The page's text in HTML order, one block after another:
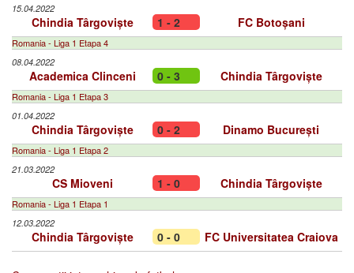
15.04.2022
Chindia Târgoviște 1 - 2 FC Botoșani
Romania - Liga 1 Etapa 4
08.04.2022
Academica Clinceni 0 - 3 Chindia Târgoviște
Romania - Liga 1 Etapa 3
01.04.2022
Chindia Târgoviște 0 - 2 Dinamo București
Romania - Liga 1 Etapa 2
21.03.2022
CS Mioveni 1 - 0 Chindia Târgoviște
Romania - Liga 1 Etapa 1
12.03.2022
Chindia Târgoviște 0 - 0 FC Universitatea Craiova